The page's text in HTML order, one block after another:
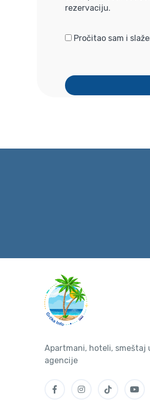
rezervaciju.
Pročitao sam i
Apartmani, hoteli, smeštaj
agencije